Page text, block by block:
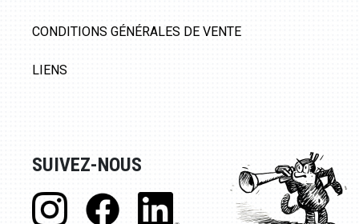
CONDITIONS GÉNÉRALES DE VENTE
LIENS
SUIVEZ-NOUS